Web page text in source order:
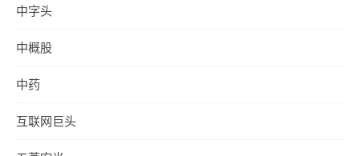
中字头
中概股
中药
互联网巨头